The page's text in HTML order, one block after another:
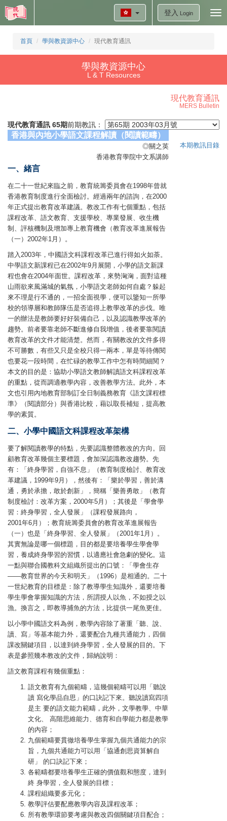
登入 Login
首頁 學與教資源中心 現代教育通訊
學與教資源中心
L & T Resources
現代教育通訊
MERS Bulletin
現代教育通訊 65期前期教訊：
香港與內地小學語文課程解讀（閱讀範疇）
◎關之英
香港教育學院中文系講師
一、緒言
在二十一世紀來臨之前，教育統籌委員會在1998年曾就
香港教育制度進行全面檢討。經過兩年的諮詢，在2000
年正式提出教育改革建議。教改工作有七個重點，包括
課程改革、語文教育、支援學校、專業發展、收生機
制、評核機制及增加專上教育機會（教育改革進展報告
（一）2002年1月）。
踏入2003年，中國語文科課程改革已進行得如火如荼。
中學語文新課程已在2002年9月展開，小學的語文新課
程也會在2004年面世。課程改革，來勢洶洶，面對這種
山雨欲來風滿城的氣氛，小學語文老師如何自處？躲起
來不理是行不通的，一招全面視學，便可以鑒知一所學
校的領導層和教師隊伍是否追得上教學改革的步伐。唯
一的辦法是教師要好好裝備自己，以及認識教學改革的
趨勢。前者要靠老師不斷進修自我增值，後者要靠閱讀
教育改革的文件才能清楚。然而，有關教改的文件多得
不可勝數，有些又只是全校只得一兩本，單是等待傳閱
也要花一段時間，在忙碌的教學工作中怎有時間細閱？
本文的目的是：協助小學語文教師解讀語文科課程改革
的重點，從而調適教學內容，改善教學方法。此外，本
文也引用內地教育部制訂全日制義務教育《語文課程標
準》（閱讀部分）與香港比較，藉以取長補短，提高教
學的素質。
二、小學中國語文科課程改革架構
要了解閱讀教學的特點，先要認識整體教改的方向。回
顧教育改革幾個主要標題，會加深認識教改趨勢。先
有：「終身學習，自強不息」（教育制度檢討、教育改
革建議，1999年9月），然後有：「樂於學習，善於溝
通，勇於承擔，敢於創新」，簡稱「樂善勇敢」（教育
制度檢討：改革方案，2000年5月）；其後是「學會學
習：終身學習，全人發展」（課程發展路向，
2001年6月）；教育統籌委員會的教育改革進展報告
（一）也是「終身學習、全人發展」（2001年1月）。
其實無論是哪一個標題，目的都是要培養學生學會學
習，養成終身學習的習慣，以適應社會急劇的變化。這
一點與聯合國教科文組織所提出的口號：「學會生存
——教育世界的今天和明天」（1996）是相通的。二十
一世紀教育的目標是：除了教導學生知識外，還要培養
學生學會掌握知識的方法，所謂授人以魚，不如授之以
漁。換言之，即教導捕魚的方法，比提供一尾魚更佳。
以小學中國語文科為例，教學內容除了著重「聽、說、
讀、寫」等基本能力外，還要配合九種共通能力，四個
課改關鍵項目，以達到終身學習，全人發展的目的。下
表是參照幾本教改的文件，歸納說明：
語文教育課程有幾個重點：
語文教育有九個範疇，這幾個範疇可以用「聽說
讀 寫化學品自思」的口訣記下來。聽說讀寫四項
是主 要的語文能力範疇，此外，文學教學、中華
文化、 高階思維能力、德育和自學能力都是教學
的內容；
九個範疇要貫徹培養學生掌握九個共通能力的宗
旨，九個共通能力可以用「協通創思資算解自
研」 的口訣記下來；
各範疇都要培養學生正確的價值觀和態度，達到
終 身學習，全人發展的目標；
課程組織要多元化；
教學評估要配應教學內容及課程改革；
所有教學環節要考慮與教改四個關鍵項目配合；
本期教訊目錄